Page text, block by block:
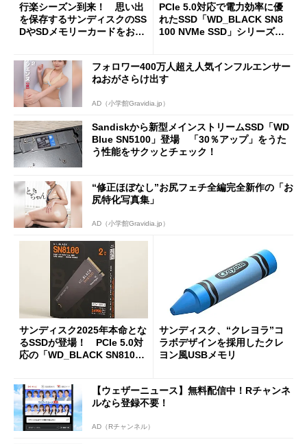
行楽シーズン到来！ 思い出
を保存するサンディスクのSS
DやSDメモリーカードをお得
PCIe 5.0対応で電力効率に優
れたSSD「WD_BLACK SN8
100 NVMe SSD」シリーズ登
は6月中旬予定
フォロワー400万人超え人気インフルエンサー
ねおがさらけ出す
AD（小学館Gravidia.jp）
Sandiskから新型メインストリームSSD「WD
Blue SN5100」登場 「30％アップ」をうた
う性能をサクッとチェック！
“修正ほぼなし”お尻フェチ全編完全新作の「お
尻特化写真集」
AD（小学館Gravidia.jp）
サンディスク2025年本命とな
るSSDが登場！ PCIe 5.0対
応の「WD_BLACK SN810
サンディスク、“クレヨラ”コ
ラボデザインを採用したクレ
ヨン風USBメモリ
【ウェザーニュース】無料配信中！Rチャンネ
ルなら登録不要！
AD（Rチャンネル）